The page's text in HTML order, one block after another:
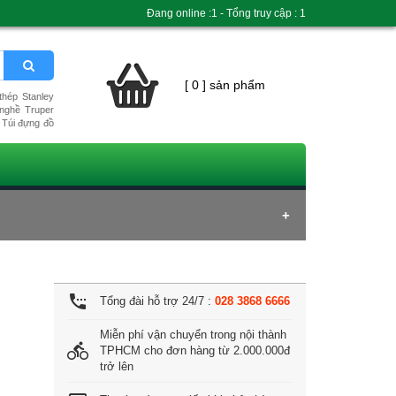
Stanley
Truper
Túi đựng đồ
[ 0 ] sản phẩm
settings_phone Tổng đài hỗ trợ 24/7 : 028 3868 6666
directions_bike
Miễn phí vận chuyển trong nội thành
TPHCM cho đơn hàng từ 2.000.000đ
trở lên
Đang online :1 - Tổng truy cập : 1